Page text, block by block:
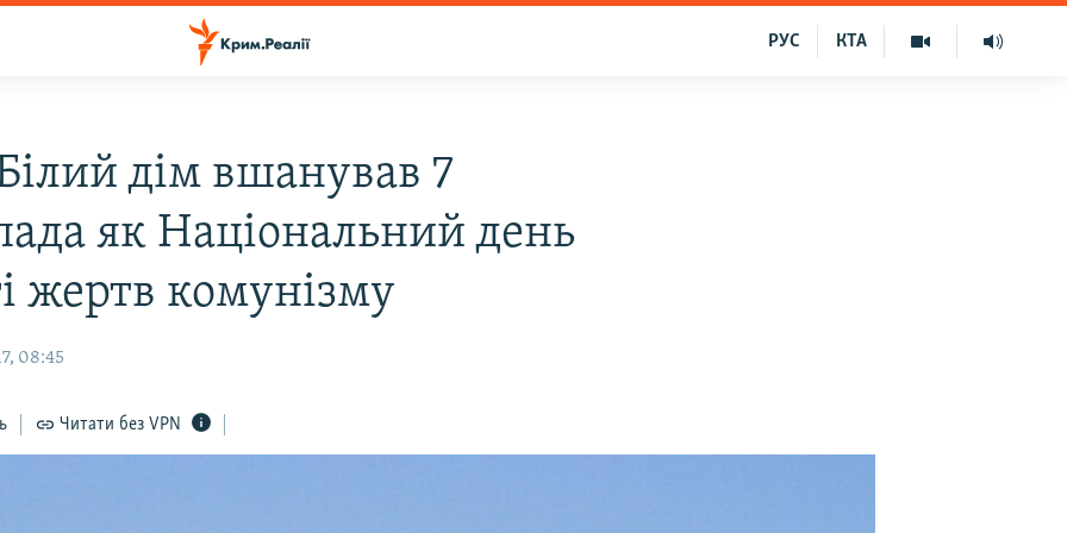
КТА
РУС
дім вшанував 7
як Національний день
жертв комунізму
08:45
Читати без VPN